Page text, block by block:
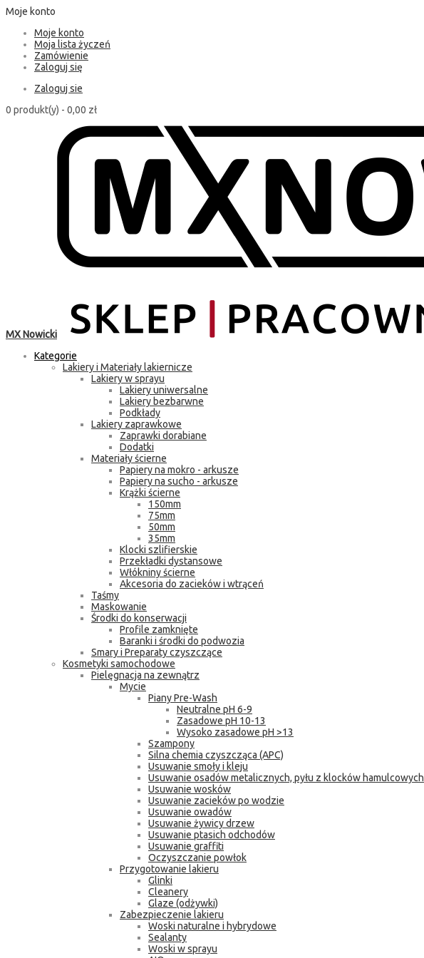
Moje konto
Moje konto
Moja lista życzeń
Zamówienie
Zaloguj się
Zaloguj sie
0 produkt(y) - 0,00 zł
MX Nowicki
Kategorie
Lakiery i Materiały lakiernicze
Lakiery w sprayu
Lakiery uniwersalne
Lakiery bezbarwne
Podkłady
Lakiery zaprawkowe
Zaprawki dorabiane
Dodatki
Materiały ścierne
Papiery na mokro - arkusze
Papiery na sucho - arkusze
Krążki ścierne
150mm
75mm
50mm
35mm
Klocki szlifierskie
Przekładki dystansowe
Włókniny ścierne
Akcesoria do zacieków i wtrąceń
Taśmy
Maskowanie
Środki do konserwacji
Profile zamknięte
Baranki i środki do podwozia
Smary i Preparaty czyszczące
Kosmetyki samochodowe
Pielęgnacja na zewnątrz
Mycie
Piany Pre-Wash
Neutralne pH 6-9
Zasadowe pH 10-13
Wysoko zasadowe pH >13
Szampony
Silna chemia czyszcząca (APC)
Usuwanie smoły i kleju
Usuwanie osadów metalicznych, pyłu z klocków hamulcowych
Usuwanie wosków
Usuwanie zacieków po wodzie
Usuwanie owadów
Usuwanie żywicy drzew
Usuwanie ptasich odchodów
Usuwanie graffiti
Oczyszczanie powłok
Przygotowanie lakieru
Glinki
Cleanery
Glaze (odżywki)
Zabezpieczenie lakieru
Woski naturalne i hybrydowe
Sealanty
Woski w sprayu